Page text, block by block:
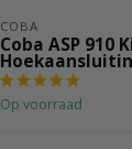
COBA
Coba ASP 910
Op voorraad